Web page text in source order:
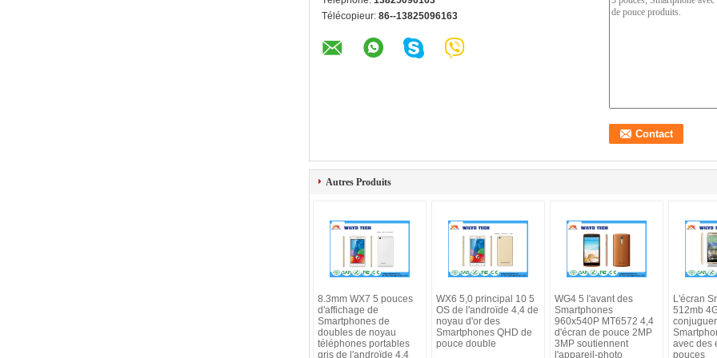
Télécopieur: 86--13825096163
Autres Produits
8.3mm WX7 5 pouces
d'affichage de
Smartphones de
doubles de noyau
téléphones portables
gris de l'androïde 4,4
WX6 5,0 principal 10 5
OS de l'androïde 4,4 de
noyau d'or des
Smartphones QHD de
pouce double
WG4 5 l'avant des
Smartphones
960x540P MT6572 4,4
d'écran de pouce 2MP
3MP soutiennent
l'appareil-photo
L'écran
512mb
avec des
pouces